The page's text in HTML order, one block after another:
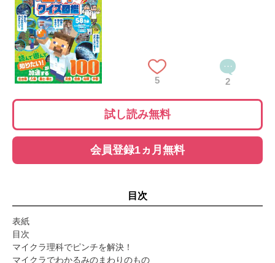
5 2
試し読み無料
会員登録1ヵ月無料
目次
表紙
目次
マイクラ理科でピンチを解決！
マイクラでわかるみのまわりのもの